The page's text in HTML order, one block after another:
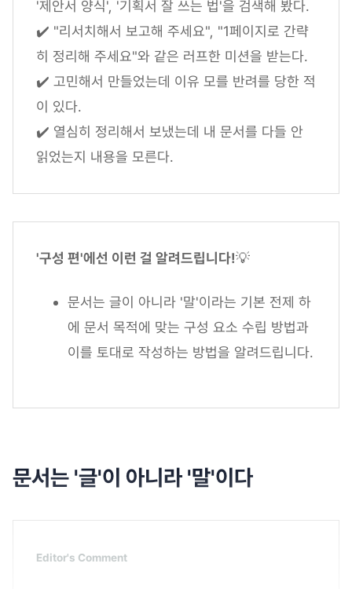
'제안서 양식', '기획서 잘 쓰는 법'을 검색해 봤다.
✔️ "리서치해서 보고해 주세요", "1페이지로 간략
히 정리해 주세요"와 같은 러프한 미션을 받는다.
✔️ 고민해서 만들었는데 이유 모를 반려를 당한 적
이 있다.
✔️ 열심히 정리해서 보냈는데 내 문서를 다들 안
읽었는지 내용을 모른다.
'구성 편'에선 이런 걸 알려드립니다!💡
문서는 글이 아니라 '말'이라는 기본 전제 하
에 문서 목적에 맞는 구성 요소 수립 방법과
이를 토대로 작성하는 방법을 알려드립니다.
문서는 '글'이 아니라 '말'이다
Editor's Comment